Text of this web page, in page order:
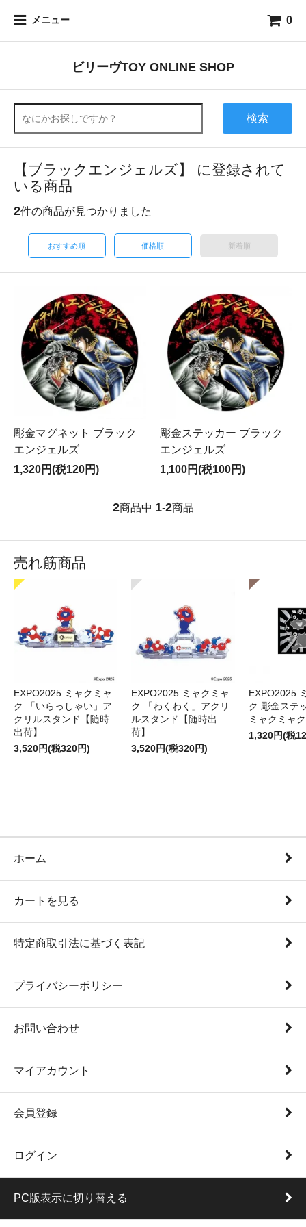
メニュー 0
ビリーヴTOY ONLINE SHOP
検索
【ブラックエンジェルズ】 に登録されて
いる商品
2件の商品が見つかりました
おすすめ順 価格順 新着順
彫金マグネット ブラック
エンジェルズ
1,320円(税120円)
彫金ステッカー ブラック
エンジェルズ
1,100円(税100円)
2商品中 1-2商品
売れ筋商品
EXPO2025 ミャクミャ
ク 「いらっしゃい」ア
クリルスタンド【随時
出荷】
3,520円(税320円)
EXPO2025 ミャクミャ
ク 「わくわく」アクリ
ルスタンド【随時出
荷】
3,520円(税320円)
EXPO2025
ク 彫金ステ
ミャクミャク
1,320円(税
ホーム
カートを見る
特定商取引法に基づく表記
プライバシーポリシー
お問い合わせ
マイアカウント
会員登録
ログイン
PC版表示に切り替える